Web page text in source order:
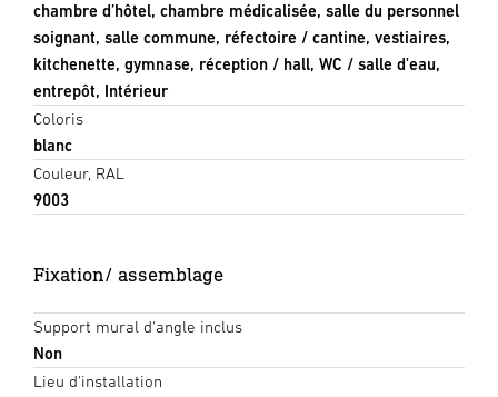
chambre d’hôtel, chambre médicalisée, salle du personnel
soignant, salle commune, réfectoire / cantine, vestiaires,
kitchenette, gymnase, réception / hall, WC / salle d'eau,
entrepôt, Intérieur
Coloris
blanc
Couleur, RAL
9003
Fixation/ assemblage
Support mural d'angle inclus
Non
Lieu d'installation